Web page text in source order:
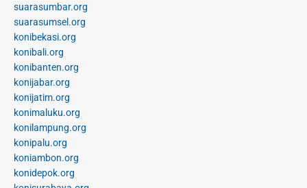
suarasumbar.org
suarasumsel.org
konibekasi.org
konibali.org
konibanten.org
konijabar.org
konijatim.org
konimaluku.org
konilampung.org
konipalu.org
koniambon.org
konidepok.org